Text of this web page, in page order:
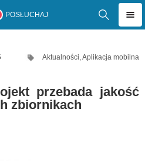
POSŁUCHAJ
Aktualności,Aplikacja mobilna
przebada jakość
zbiornikach